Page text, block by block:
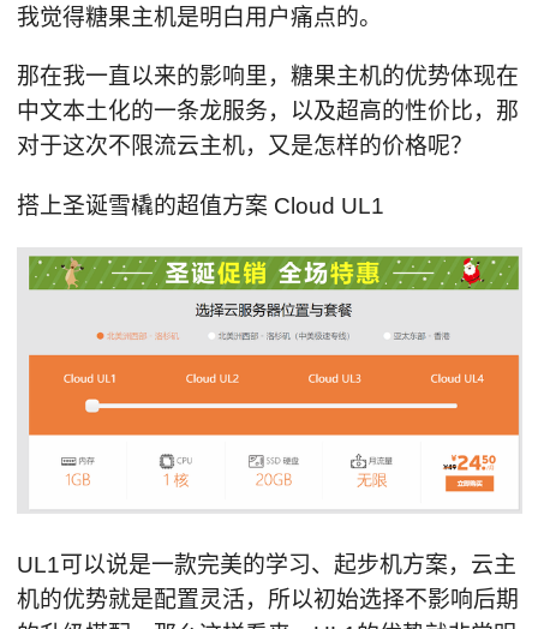
我觉得糖果主机是明白用户痛点的。
那在我一直以来的影响里，糖果主机的优势体现在
中文本土化的一条龙服务，以及超高的性价比，那
对于这次不限流云主机，又是怎样的价格呢？
搭上圣诞雪橇的超值方案 Cloud UL1
UL1可以说是一款完美的学习、起步机方案，云主
机的优势就是配置灵活，所以初始选择不影响后期